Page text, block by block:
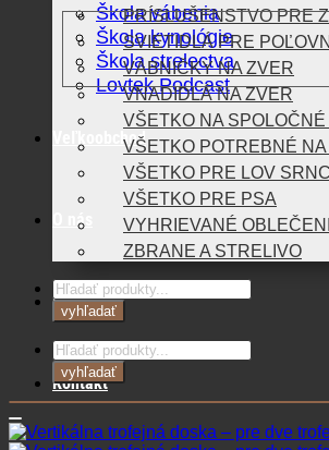
Škola vábenia
Škola kynológie
Škola strelectva
Lovtek Podcast
Veľkoobchod
O nás
Blog
Kontakt
PRÍSLUŠENSTVO PRE
SVIETIDLÁ PRE
VÁBNIČKY NA ZVER
VNADIDLÁ NA ZVER
VŠETKO NA
VŠETKO POTREBNÉ
VŠETKO PRE LOV
VŠETKO PRE PSA
VYHRIEVANÉ
ZBRANE A STRELIVO
Products
search
vyhľadať
Products
search
vyhľadať